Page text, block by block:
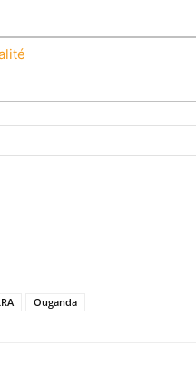
Ouganda